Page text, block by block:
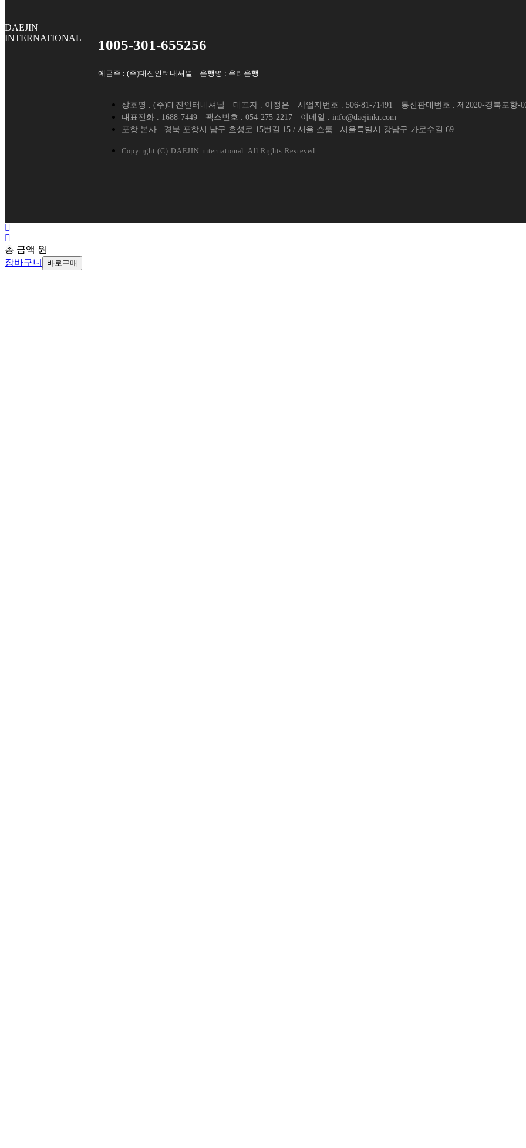
DAEJIN
INTERNATIONAL
1005-301-655256
예금주 : (주)대진인터내셔널 은행명 : 우리은행
상호명 . (주)대진인터내셔널 대표자 . 이정은 사업자번호 . 506-81-71491
통신판매번호 . 제2020-경북포항-
대표전화 . 1688-7449
팩스번호 . 054-275-2217
이메일 . info@daejinkr.com
포항 본사 . 경북 포항시 남구 효성로 15번길 15 / 서울 쇼룸 . 서울특별시 강남구 가로수길 69
Copyright (C) DAEJIN international. All Rights Resreved.
총 금액 원
장바구니
바로구매